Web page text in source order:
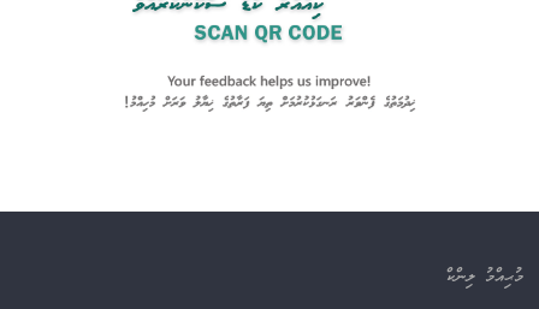
މުޙިއްމު ލިންކް